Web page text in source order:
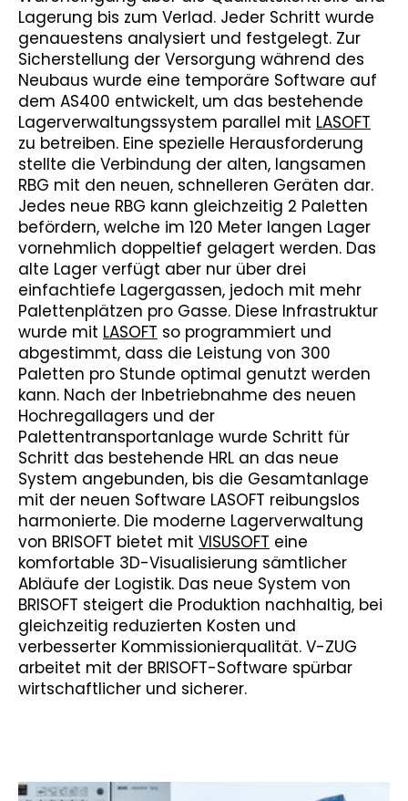
Lagerung bis zum Verlad. Jeder Schritt wurde
genauestens analysiert und festgelegt. Zur
Sicherstellung der Versorgung während des
Neubaus wurde eine temporäre Software auf
dem AS400 entwickelt, um das bestehende
Lagerverwaltungssystem parallel mit LASOFT
zu betreiben. Eine spezielle Herausforderung
stellte die Verbindung der alten, langsamen
RBG mit den neuen, schnelleren Geräten dar.
Jedes neue RBG kann gleichzeitig 2 Paletten
befördern, welche im 120 Meter langen Lager
vornehmlich doppeltief gelagert werden. Das
alte Lager verfügt aber nur über drei
einfachtiefe Lagergassen, jedoch mit mehr
Palettenplätzen pro Gasse. Diese Infrastruktur
wurde mit LASOFT so programmiert und
abgestimmt, dass die Leistung von 300
Paletten pro Stunde optimal genutzt werden
kann. Nach der Inbetriebnahme des neuen
Hochregallagers und der
Palettentransportanlage wurde Schritt für
Schritt das bestehende HRL an das neue
System angebunden, bis die Gesamtanlage
mit der neuen Software LASOFT reibungslos
harmonierte. Die moderne Lagerverwaltung
von BRISOFT bietet mit VISUSOFT eine
komfortable 3D-Visualisierung sämtlicher
Abläufe der Logistik. Das neue System von
BRISOFT steigert die Produktion nachhaltig, bei
gleichzeitig reduzierten Kosten und
verbesserter Kommissionierqualität. V-ZUG
arbeitet mit der BRISOFT-Software spürbar
wirtschaftlicher und sicherer.